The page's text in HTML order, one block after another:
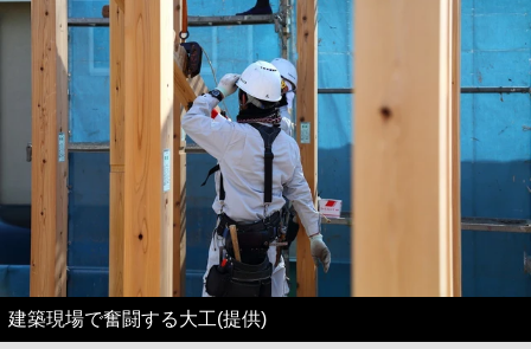
建築現場で奮闘する大工(提供)